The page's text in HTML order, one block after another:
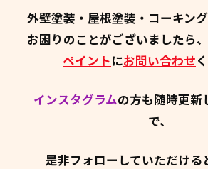
外壁塗装・屋根塗装・コーキン
お困りのことがございましたら
ペイントにお問い合わせ
インスタグラムの方も随時更新
で、
是非フォローしていただける